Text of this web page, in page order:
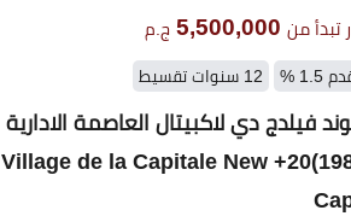
تبدأ من 5,500,000 ج.م
% 12 سنوات تقسيط
فيلدج دي لاكبيتال العاصمة الادارية
(19839)20+ Village de la Capitale New